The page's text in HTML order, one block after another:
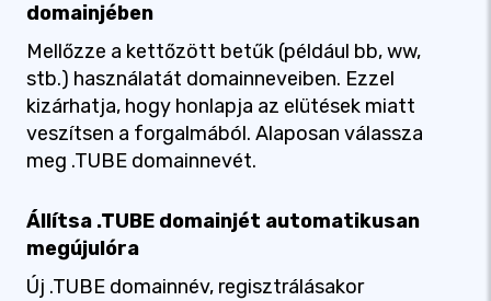
domainjében
Mellőzze a kettőzött betűk (például bb, ww,
stb.) használatát domainneveiben. Ezzel
kizárhatja, hogy honlapja az elütések miatt
veszítsen a forgalmából. Alaposan válassza
meg .TUBE domainnevét.
Állítsa .TUBE domainjét automatikusan
megújulóra
Új .TUBE domainnév, regisztrálásakor